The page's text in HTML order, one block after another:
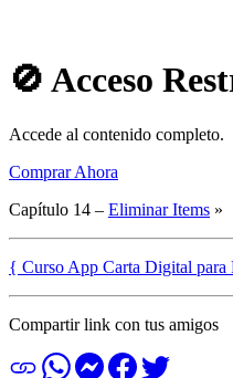
🚫 Acceso
Accede al contenido completo.
Comprar Ahora
Capítulo 14 – Eliminar Items »
{ Curso App Carta Digital para
Compartir link con tus amigos